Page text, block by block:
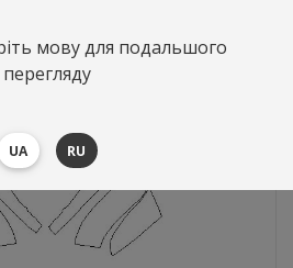
мову для подальшого
перегляду
UA RU